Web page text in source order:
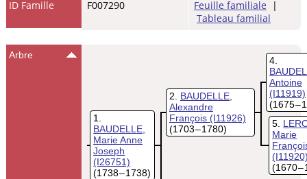
ID Famille
F007290 Feuille familiale |
Tableau familial
Arbre
1
BAUDELLE,
Marie Anne
Joseph
(I26751)
(1738 – 1738)
2
BAUDELLE,
Alexandre
François (I11926)
(1703 – 1780)
4
Antoine
(I11919)
(1675 –
5
Marie
(1670 –